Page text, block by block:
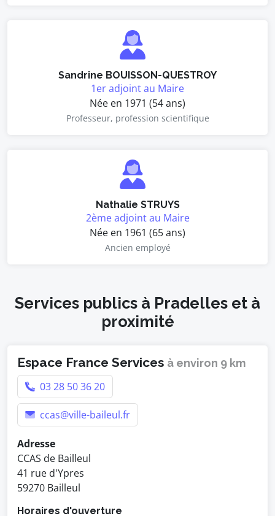
Sandrine BOUISSON-QUESTROY
1er adjoint au Maire
Née en 1971 (54 ans)
Professeur, profession scientifique
Nathalie STRUYS
2ème adjoint au Maire
Née en 1961 (65 ans)
Ancien employé
Services publics à Pradelles et à
proximité
Espace France Services à environ 9 km
03 28 50 36 20
ccas@ville-baileul.fr
Adresse
CCAS de Bailleul
41 rue d'Ypres
59270 Bailleul
Horaires d'ouverture